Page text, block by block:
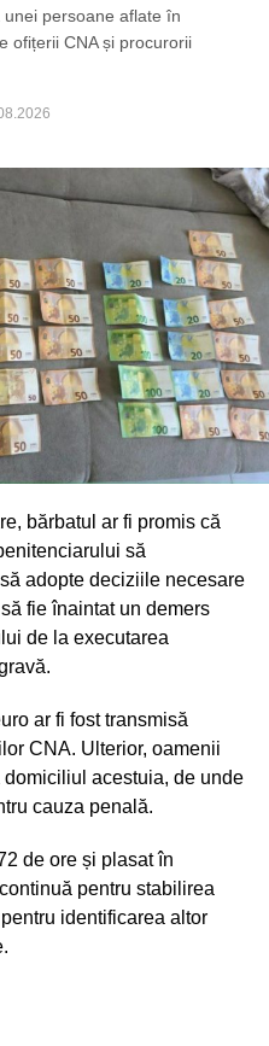
persoane aflate în
ofițerii CNA și procurorii
bărbatul ar fi promis că
să
adopte deciziile necesare
fie înaintat un demers
de la executarea
ar fi fost transmisă
CNA. Ulterior, oamenii
acestuia, de unde
cauza penală.
de ore și plasat în
pentru stabilirea
identificarea altor